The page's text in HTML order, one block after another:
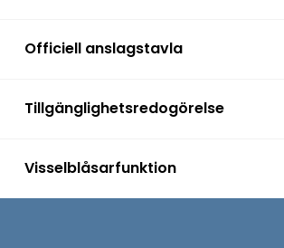
Officiell anslagstavla
Tillgänglighetsredogörelse
Visselblåsarfunktion